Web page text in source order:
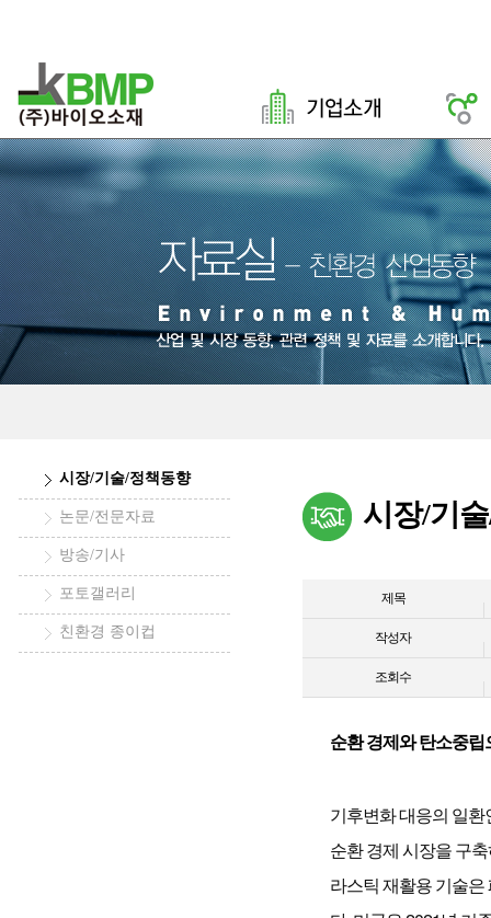
시장/기술/정책동향
논문/전문자료
방송/기사
포토갤러리
친환경 종이컵
시장/기
제목
작성자
조회수
순환 경제와 탄소중
기후변화 대응의 일
순환 경제 시장을 구
라스틱 재활용 기술